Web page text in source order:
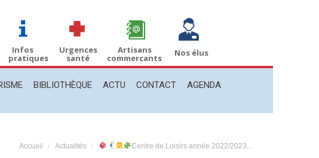
Infos
pratiques
Urgences
santé
Artisans
commercants Nos élus
BIBLIOTHÈQUE ACTU CONTACT AGENDA
Vous êtes ici :
Accueil Actualités Centre de Loisirs année 2022/2023…
BIBLIOTHÈQUE CONTACT AGENDA